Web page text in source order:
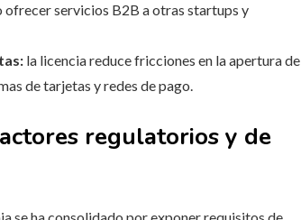
ofrecer servicios B2B a otras startups y
la licencia reduce fricciones en la apertura de
de tarjetas y redes de pago.
regulatorios y de